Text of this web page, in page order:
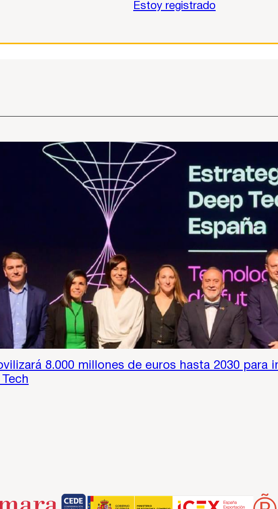
Estoy registrado
8.000 millones de euros hasta 2030 para